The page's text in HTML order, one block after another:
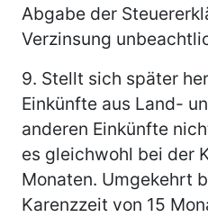
Abgabe der
Verzinsung
9. Stellt sich später
Einkünfte aus Land-
anderen Einkünfte
es gleichwohl bei der
Monaten. Umgekehrt
Karenzzeit von 15